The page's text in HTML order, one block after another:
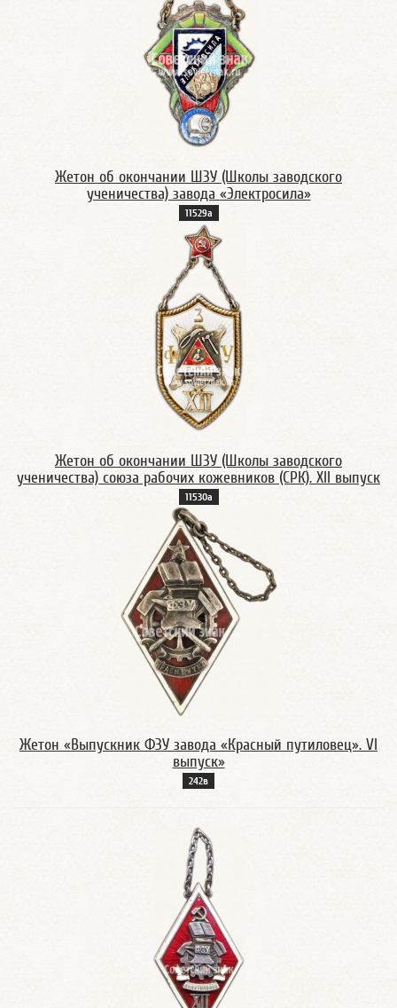
Жетон об окончании ШЗУ (Школы заводского
ученичества) завода «Электросила»
11529а
Жетон об окончании ШЗУ (Школы заводского
ученичества) союза рабочих кожевников (СРК). XII выпуск
11530а
Жетон «Выпускник ФЗУ завода «Красный путиловец». VI
выпуск»
242в